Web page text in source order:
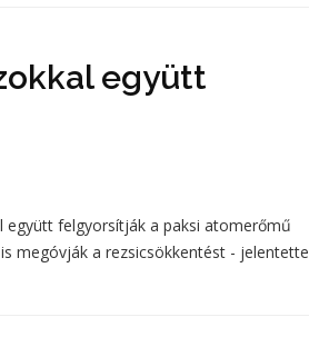
együtt
együtt felgyorsítják a paksi atomerőmű
megóvják a rezsicsökkentést - jelentette